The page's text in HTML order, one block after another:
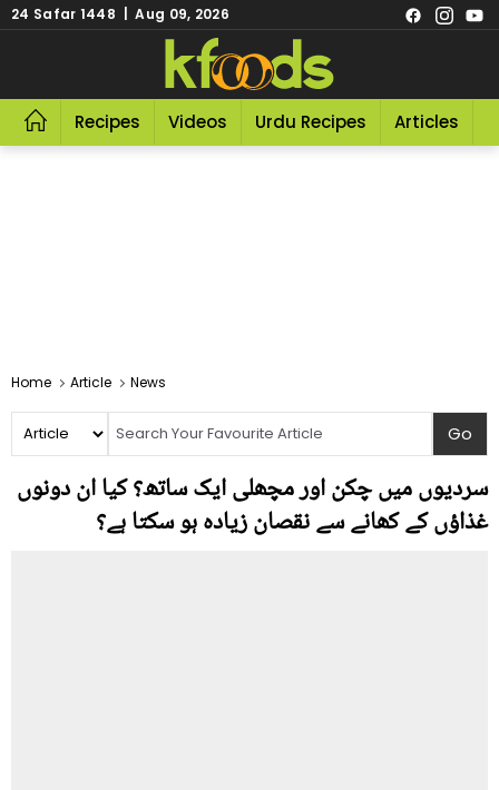
24 Safar 1448 | Aug 09, 2026
Recipes Videos Urdu Recipes Articles
Home Article News
سردیوں میں چکن اور مچھلی ایک ساتھ؟ کیا ان دونوں
غذاؤں کے کھانے سے نقصان زیادہ ہو سکتا ہے؟